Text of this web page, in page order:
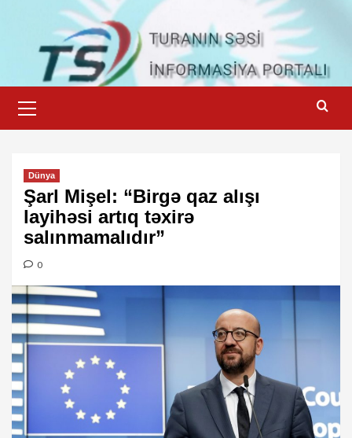
content
Menu
Dünya
Şarl Mişel: “Birgə qaz alışı
layihəsi artıq təxirə
salınmamalıdır”
0